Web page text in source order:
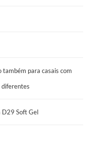
casais com biotipos
também para casais com
diferentes
D29 Soft Gel